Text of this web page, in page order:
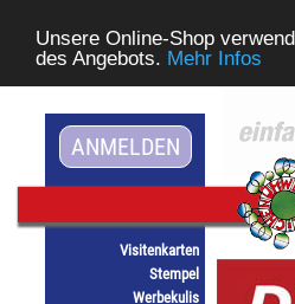
Unsere Online-Shop
des Angebots. Mehr Infos
ANMELDEN
Visitenkarten
Stempel
Werbekulis